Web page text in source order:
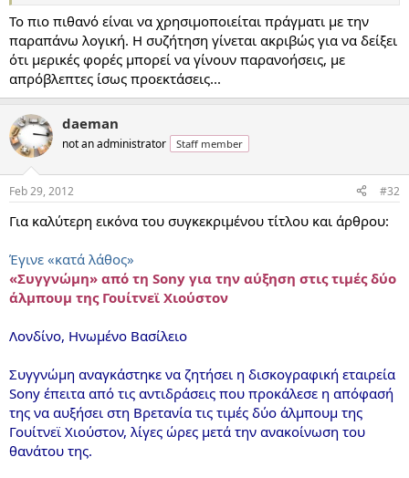
Το πιο πιθανό είναι να χρησιμοποιείται πράγματι με την
παραπάνω λογική. Η συζήτηση γίνεται ακριβώς για να δείξει
ότι μερικές φορές μπορεί να γίνουν παρανοήσεις, με
απρόβλεπτες ίσως προεκτάσεις...
daeman
not an administrator Staff member
Feb 29, 2012 #32
Για καλύτερη εικόνα του συγκεκριμένου τίτλου και άρθρου:
Έγινε «κατά λάθος»
«Συγγνώμη» από τη Sony για την αύξηση στις τιμές δύο
άλμπουμ της Γουίτνεϊ Χιούστον
Λονδίνο, Ηνωμένο Βασίλειο
Συγγνώμη αναγκάστηκε να ζητήσει η δισκογραφική εταιρεία
Sony έπειτα από τις αντιδράσεις που προκάλεσε η απόφασή
της να αυξήσει στη Βρετανία τις τιμές δύο άλμπουμ της
Γουίτνεϊ Χιούστον, λίγες ώρες μετά την ανακοίνωση του
θανάτου της.